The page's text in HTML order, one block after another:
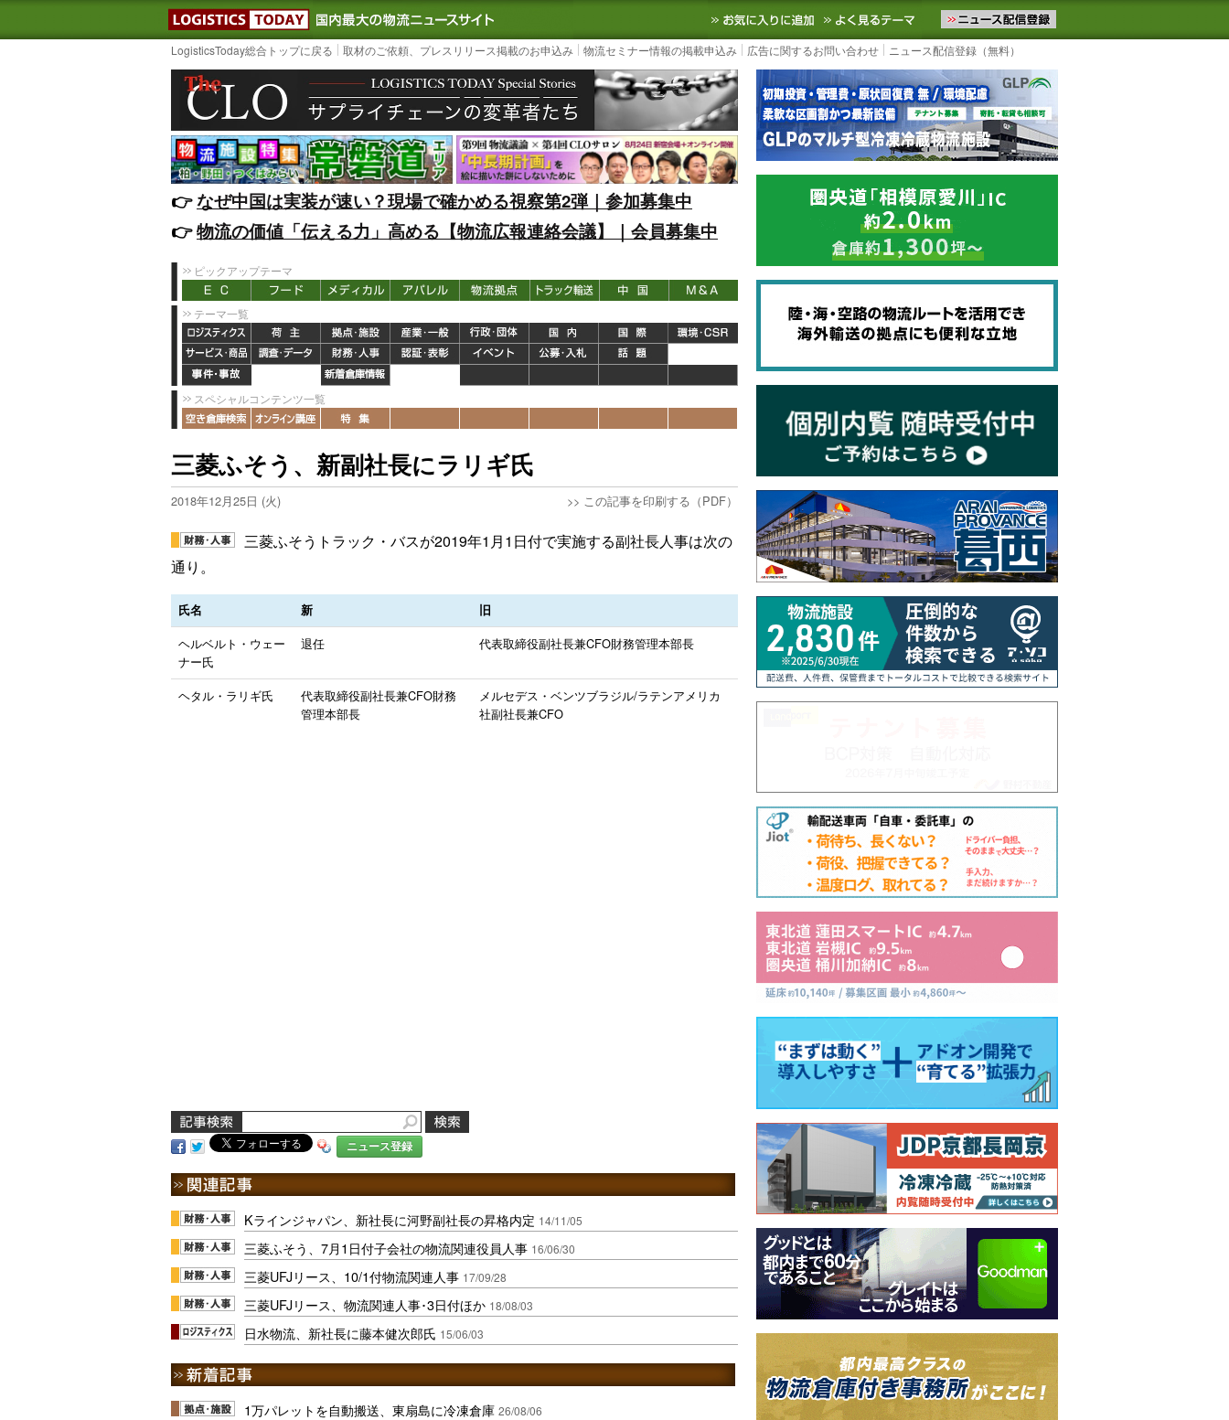
LOGISTICS TODAY｜国内最大の物流ニュースサイト3PL, SCMなど国内外の最新の物流ニュースをお届けします。物流ニュースメール配信を登録す
お気に入りに追加 よく見るテーマ
LogisticsToday総合トップに戻る 取材のご依頼、プレスリリース掲載のお申込み 物流セミナー情報の掲載申込み 広告に関するお問い合わせ ニュース配信登録（無料）
👉️なぜ中国は実装が速い？現場で確かめる視察第2弾｜参加募集中
👉️物流の価値「伝える力」高める【物流広報連絡会議】｜会員募集中
ピックアップテーマ
テーマ一覧
スペシャルコンテンツ一覧
三菱ふそう、新副社長にラリギ氏
2018年12月25日 (火) >> この記事を印刷する（PDF）
三菱ふそうトラック・バスが2019年1月1日付で実施する副社長人事は次の
通り。
氏名 新 旧
ヘルベルト・ウェー
ナー氏
退任 代表取締役副社長兼CFO財務管理本部長
ヘタル・ラリギ氏
代表取締役副社長兼CFO財務
管理本部長
メルセデス・ベンツブラジル/ラテンアメリカ
社副社長兼CFO
ニュース登録
Kラインジャパン、新社長に河野副社長の昇格内定 14/11/05
三菱ふそう、7月1日付子会社の物流関連役員人事 16/06/30
三菱UFJリース、10/1付物流関連人事 17/09/28
三菱UFJリース、物流関連人事･3日付ほか 18/08/03
日水物流、新社長に藤本健次郎氏 15/06/03
1万パレットを自動搬送、東扇島に冷凍倉庫 26/08/06